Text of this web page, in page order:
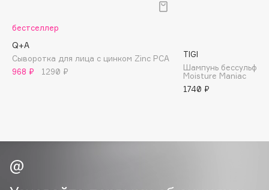
Bobbi Brown
BOOMSHOP
BORK
Brunello Cucinelli
Byredo
бестселлер
Q+A
Сыворотка для лица с цинком Zinc PCA
968 ₽
1290 ₽
TIGI
Шампунь
Moisture Maniac
1740 ₽